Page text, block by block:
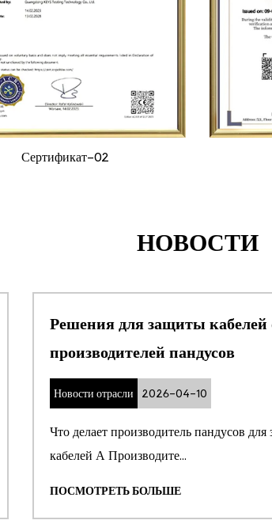
Сертификат-02
НОВОСТИ
Решения для защиты кабелей
производителей пандусов
Новости отрасли 2026-04-10
Что делает производитель пандусов
кабелей А Производите...
ПОСМОТРЕТЬ БОЛЬШЕ